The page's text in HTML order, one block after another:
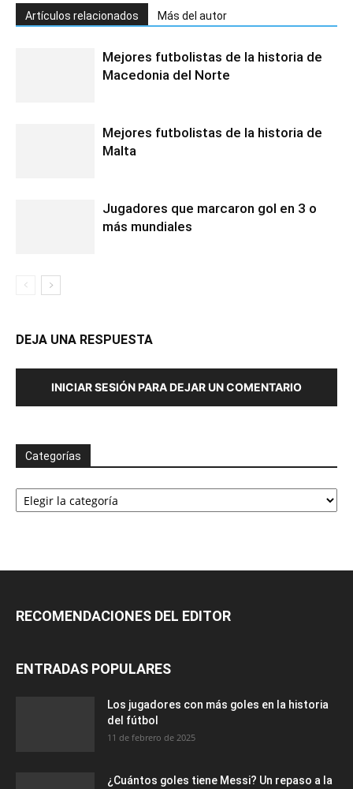
Artículos relacionados Más del autor
Mejores futbolistas de la historia de
Macedonia del Norte
Mejores futbolistas de la historia de
Malta
Jugadores que marcaron gol en 3 o
más mundiales
DEJA UNA RESPUESTA
INICIAR SESIÓN PARA DEJAR UN COMENTARIO
Categorías
Categorías
RECOMENDACIONES DEL EDITOR
ENTRADAS POPULARES
Los jugadores con más goles en la historia
del fútbol
11 de febrero de 2025
¿Cuántos goles tiene Messi? Un repaso a la